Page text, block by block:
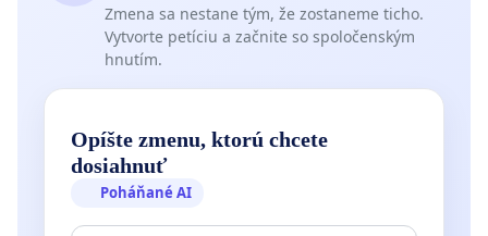
Zmena sa nestane tým, že zostaneme ticho.
Vytvorte petíciu a začnite so spoločenským
hnutím.
Opíšte zmenu, ktorú chcete
dosiahnuť
Poháňané AI